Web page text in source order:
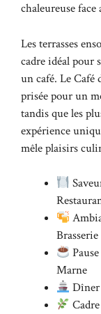
chaleureuse face
Les terrasses
cadre idéal pour
un café. Le Café
prisée pour un
tandis que les
expérience
mêle plaisirs
Marne
Dîner